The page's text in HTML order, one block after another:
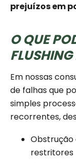
prejuízos em
O QUE
Em nossas
de falhas que
simples
recorrentes,
restritores